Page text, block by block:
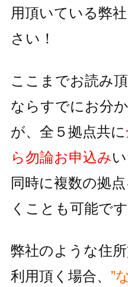
用頂いている弊
さい！
ここまでお読み
ならすでにお分
が、全５拠点共に
ら勿論お申込み
同時に複数の拠
くことも可能です
弊社のような住
利用頂く場合、 ”